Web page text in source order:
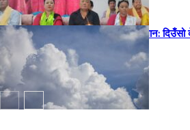
home
home
आजको मौसम पूर्वानुमान: